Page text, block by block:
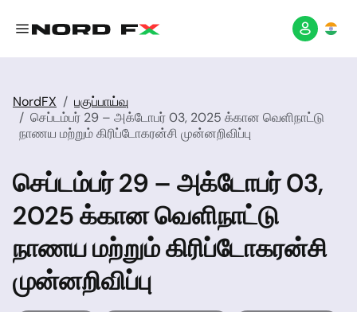
NordFX
பகுப்பாய்வு
செப்டம்பர் 29 – அக்டோபர் 03, 2025 க்கான வெளிநாட்டு
நாணய மற்றும் கிரிப்டோகரன்சி முன்னறிவிப்பு
செப்டம்பர் 29 – அக்டோபர் 03,
2025 க்கான வெளிநாட்டு
நாணய மற்றும் கிரிப்டோகரன்சி
முன்னறிவிப்பு